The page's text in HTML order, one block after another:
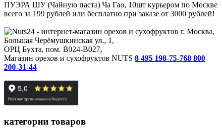
ПУЭРА ШУ (Чайную паста) Ча Гао, 10шт курьером по Москве
всего за 199 рублей или бесплатно при заказе от 3000 рублей!
г. Москва,
Большая Черёмушкинская ул., 1,
ОРЦ Бухта, пом. B024-B027,
Магазин орехов и сухофруктов NUTS 8 495 198-75-768 800
200-31-44
категории товаров